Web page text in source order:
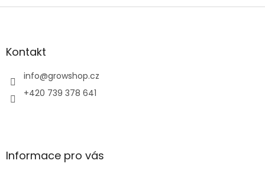
Z
aKontakt
info@growshop.cz
+420 739 378 641
Informace pro vás